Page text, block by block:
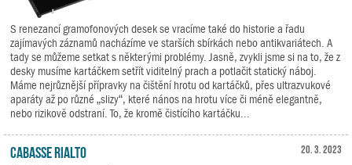
S renezancí gramofonových desek se vracíme také do historie a řadu
zajímavých záznamů nacházíme ve starších sbírkách nebo antikvariátech. A
tady se můžeme setkat s některými problémy. Jasně, zvykli jsme si na to, že z
desky musíme kartáčkem setřít viditelný prach a potlačit statický náboj.
Máme nejrůznější přípravky na čištění hrotu od kartáčků, přes ultrazvukové
aparáty až po různé „slizy“, které nános na hrotu více či méně elegantně,
nebo rizikově odstraní. To, že kromě čistícího kartáčku...
20. 3. 2023
Cabasse RIALTO